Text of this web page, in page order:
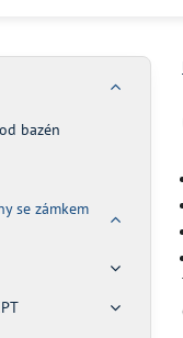
bazén
se zámkem